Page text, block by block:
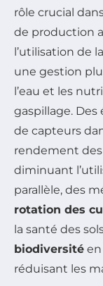
rôle crucial
de production
l’utilisation de la
une gestion
l’eau et les
gaspillage.
de capteurs
rendement des
diminuant
parallèle, des
rotation des
la santé des
biodiversité
réduisant les